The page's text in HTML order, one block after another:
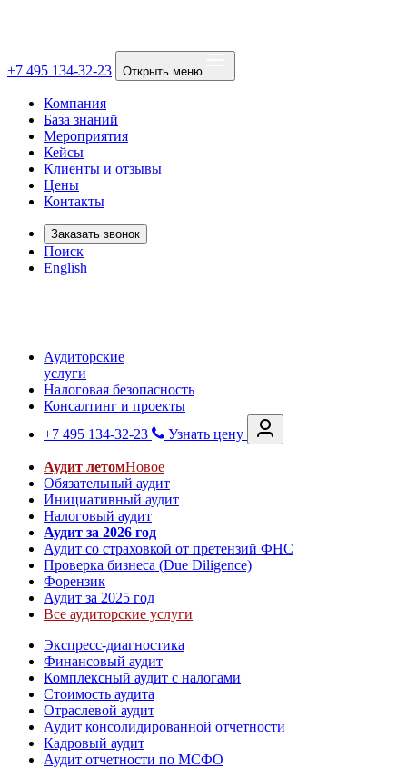
+7 495 134-32-23 Открыть меню
Компания
База знаний
Мероприятия
Кейсы
Клиенты и отзывы
Цены
Контакты
Заказать звонок
Поиск
English
Аудиторские
услуги
Налоговая безопасность
Консалтинг и проекты
+7 495 134-32-23
Узнать цену
Аудит летомНовое
Обязательный аудит
Инициативный аудит
Налоговый аудит
Аудит за 2026 год
Аудит со страховкой от претензий ФНС
Проверка бизнеса (Due Diligence)
Форензик
Аудит за 2025 год
Все аудиторские услуги
Экспресс-диагностика
Финансовый аудит
Комплексный аудит с налогами
Стоимость аудита
Отраслевой аудит
Аудит консолидированной отчетности
Кадровый аудит
Аудит отчетности по МСФО